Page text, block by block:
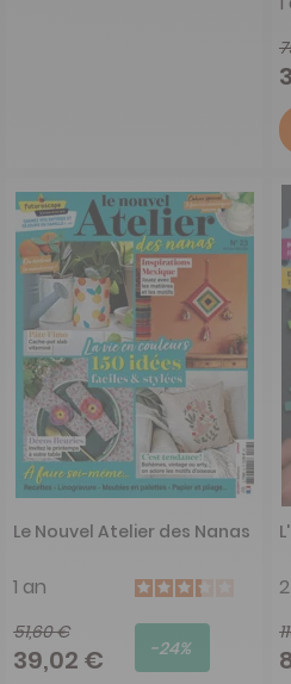
Le Nouvel Atelier des Nanas
1 an
51,60 €
39,02 € -24%